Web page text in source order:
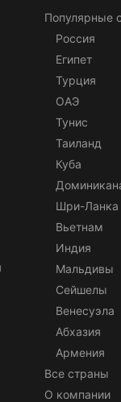
Популярные
Россия
Египет
Турция
ОАЭ
Тунис
Таиланд
Куба
Шри-Ланка
Вьетнам
Индия
Мальдивы
Сейшелы
Венесуэла
Абхазия
Армения
Все страны
О компании